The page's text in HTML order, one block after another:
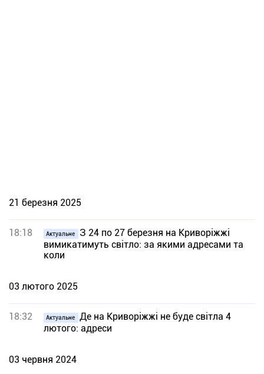
21 березня 2025
18:18 Актуальне
З 24 по 27 березня на Криворіжжі
вимикатимуть світло: за якими адресами та
коли
03 лютого 2025
18:32 Актуальне
Де на Криворіжжі не буде світла 4
лютого: адреси
03 червня 2024